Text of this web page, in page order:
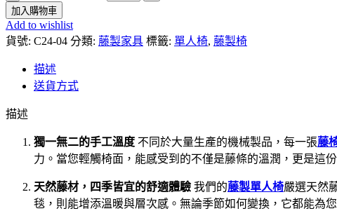
加入購物車
Add to wishlist
貨號: C24-04 分類: 藤製家具 標籤: 單人椅, 藤製椅
描述
送貨方式
描述
獨一無二的手工溫度 不同於大量生產的機械製品，每一張藤
力。當您輕觸椅面，能感受到的不僅是藤條的溫潤，更是這
天然藤材，四季皆宜的舒適體驗 我們的藤製單人椅嚴選天然
毯，則能增添溫暖與層次感。無論季節如何變換，它都能為